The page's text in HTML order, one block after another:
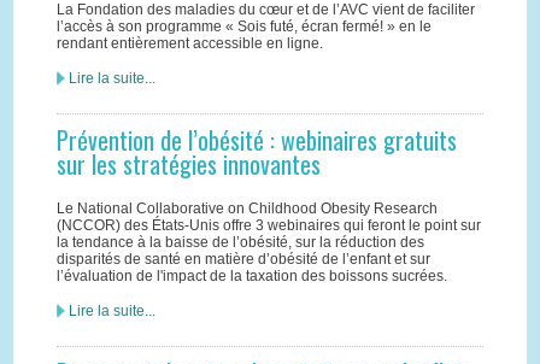
La Fondation des maladies du cœur et de l’AVC vient de faciliter
l’accès à son programme « Sois futé, écran fermé! » en le
rendant entièrement accessible en ligne.
Lire la suite...
Prévention de l’obésité : webinaires gratuits
sur les stratégies innovantes
Le National Collaborative on Childhood Obesity Research
(NCCOR) des États-Unis offre 3 webinaires qui feront le point sur
la tendance à la baisse de l’obésité, sur la réduction des
disparités de santé en matière d’obésité de l’enfant et sur
l’évaluation de l'impact de la taxation des boissons sucrées.
Lire la suite...